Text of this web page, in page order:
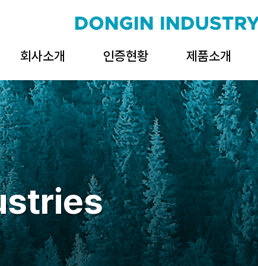
회사소개
인사말
C.I
About DI
오시는길
인증현황
기업인증
시스템인증
제품소개
뉴 페이퍼 타올 (블루)
뉴 페이퍼 타올
(화이트)